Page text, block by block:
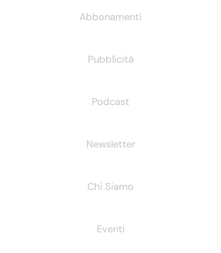
Abbonamenti
Pubblicità
Podcast
Newsletter
Chi Siamo
Eventi